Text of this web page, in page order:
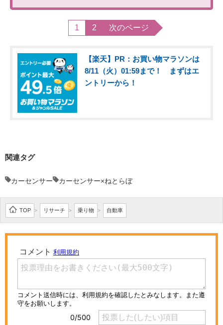
1 2 次のページ
【楽天】PR：お買い物マラソンは
8/11（火）01:59まで！ まずはエ
ントリーから！
関連タグ
カーセンサー カーセンサー×ねとらぼ
TOP > リサーチ > 乗り物 > 自動車